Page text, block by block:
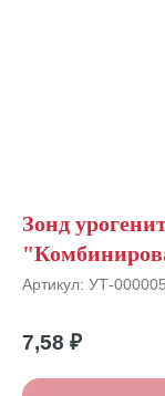
Зонд
Артикул: УТ-
7,58 ₽